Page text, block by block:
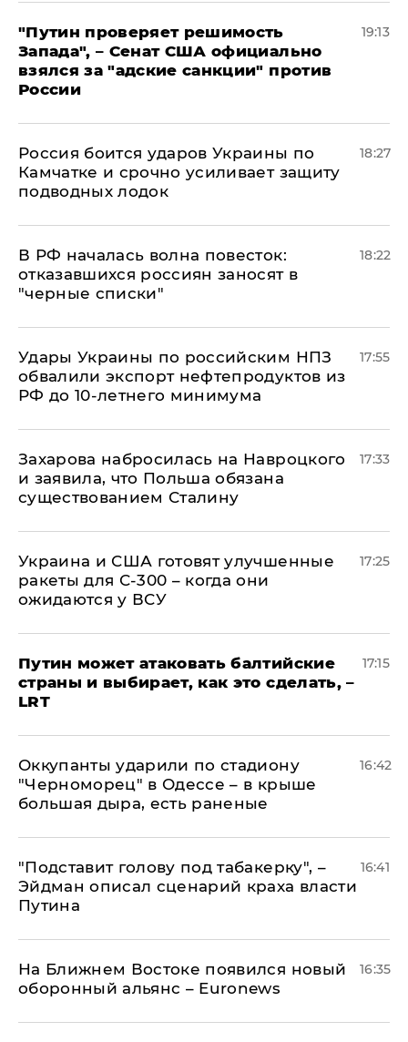
"Путин проверяет решимость
Запада", – Сенат США официально
взялся за "адские санкции" против
России
19:13
Россия боится ударов Украины по
Камчатке и срочно усиливает защиту
подводных лодок
18:27
​В РФ началась волна повесток:
отказавшихся россиян заносят в
"черные списки"
18:22
Удары Украины по российским НПЗ
обвалили экспорт нефтепродуктов из
РФ до 10-летнего минимума
17:55
​Захарова набросилась на Навроцкого
и заявила, что Польша обязана
существованием Сталину
17:33
Украина и США готовят улучшенные
ракеты для С-300 – когда они
ожидаются у ВСУ
17:25
Путин может атаковать балтийские
страны и выбирает, как это сделать, –
LRT
17:15
Оккупанты ударили по стадиону
"Черноморец" в Одессе – в крыше
большая дыра, есть раненые
16:42
​"Подставит голову под табакерку", –
Эйдман описал сценарий краха власти
Путина
16:41
На Ближнем Востоке появился новый
оборонный альянс – Euronews
16:35